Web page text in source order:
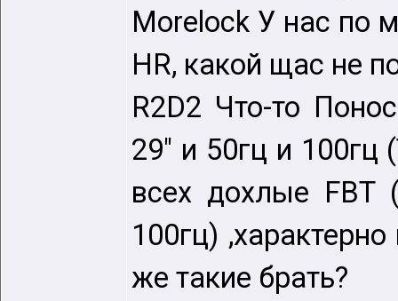
Morelock У нас по
HR, какой щас не
R2D2 Что-то
29" и 50гц и 100гц
всех дохлые FBT
100гц)
же такие брать?